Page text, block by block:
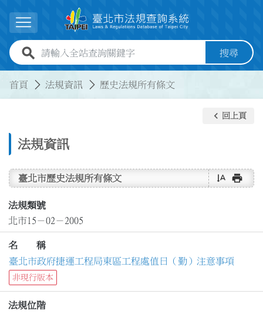
展開選單
全站查詢關鍵字欄位 搜尋
首頁 法規資訊 歷史法規所有條文
法規資訊
keyboard_arrow_left 回上頁
臺北市歷史法規所有條文 text_rotate_vertical print
法規類號
北市15－02－2005
名 稱
臺北市政府捷運工程局東區工程處值日（勤）注意事項
非現行版本
法規位階